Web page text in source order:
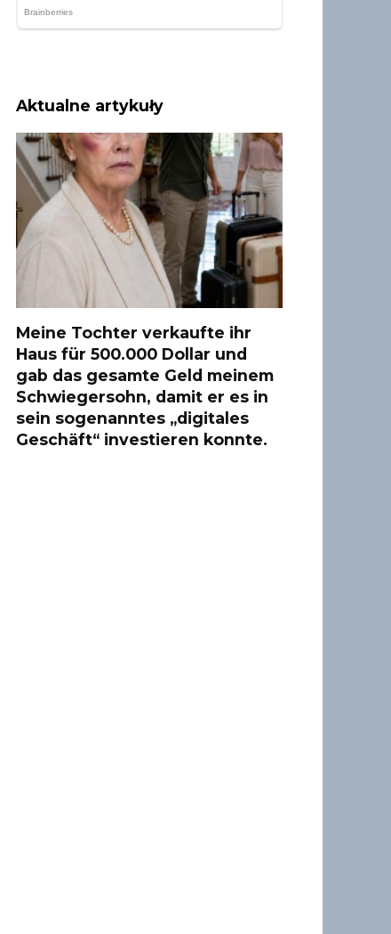
Aktualne artykuły
Meine Tochter verkaufte ihr
Haus für 500.000 Dollar und
gab das gesamte Geld meinem
Schwiegersohn, damit er es in
sein sogenanntes „digitales
Geschäft“ investieren konnte.